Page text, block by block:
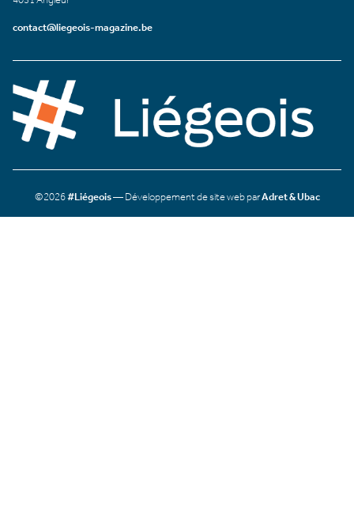
contact@liegeois-magazine.be
©2026#Liégeois— Développement de site web parAdret & Ubac